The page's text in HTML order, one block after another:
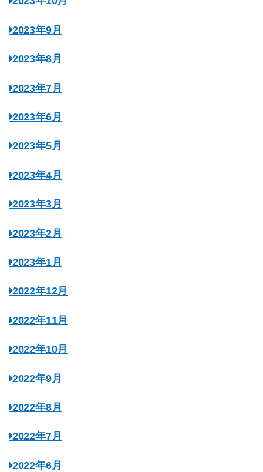
2023年9月
2023年8月
2023年7月
2023年6月
2023年5月
2023年4月
2023年3月
2023年2月
2023年1月
2022年12月
2022年11月
2022年10月
2022年9月
2022年8月
2022年7月
2022年6月